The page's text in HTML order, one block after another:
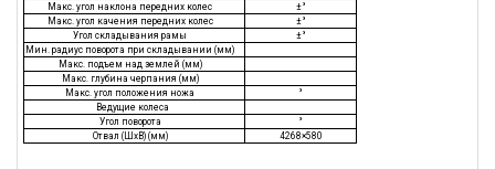
Макс. угол наклона передних колес
±°
Макс. угол качения передних колес
±°
Угол складывания рамы
±°
Мин. радиус поворота при складывании (мм)
Макс. подъем над землей (мм)
Макс. глубина черпания (мм)
Макс. угол положения ножа
°
Ведущие колеса
Угол поворота
°
Отвал (ШхВ) (мм)
4268×580